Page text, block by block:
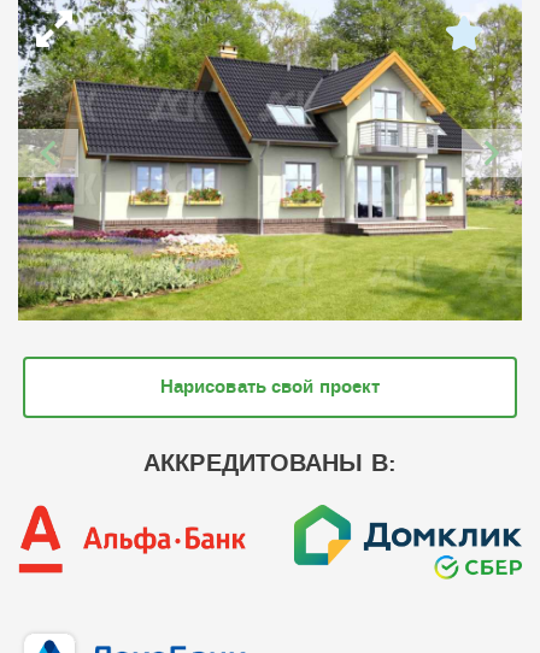
Нарисовать свой проект
АККРЕДИТОВАНЫ В: